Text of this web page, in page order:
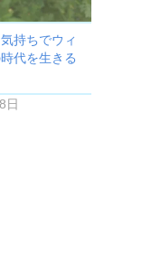
持ちでウィ
代を生きる
日